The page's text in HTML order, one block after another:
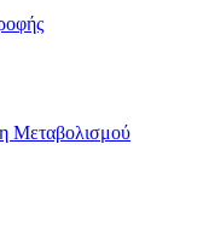
Μεταβολισμού